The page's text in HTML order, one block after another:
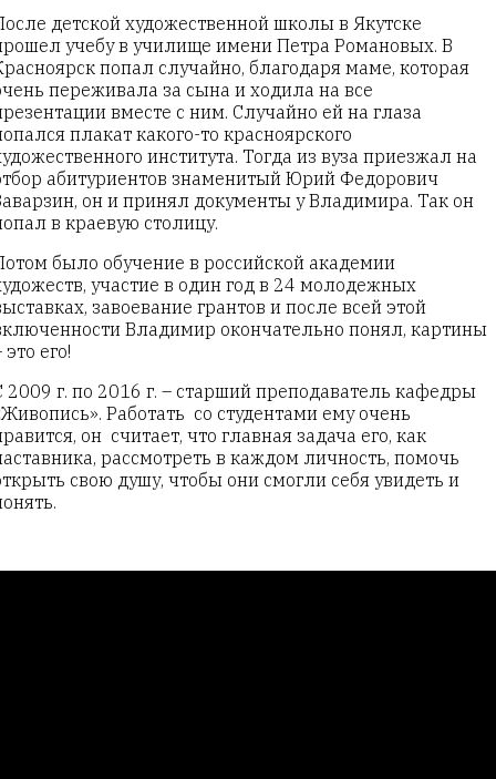
детской художественной школы в Якутске
учебу в училище имени Петра Романовых. В
попал случайно, благодаря маме, которая
переживала за сына и ходила на все
вместе с ним. Случайно ей на глаза
плакат какого-то красноярского
института. Тогда из вуза приезжал на
абитуриентов знаменитый Юрий Федорович
он и принял документы у Владимира. Так он
в краевую столицу.
было обучение в российской академии
участие в один год в 24 молодежных
завоевание грантов и после всей этой
Владимир окончательно понял, картины
это его!
2009 г. по 2016 г. – старший преподаватель кафедры
Работать со студентами ему очень
он считает, что главная задача его, как
рассмотреть в каждом личность, помочь
свою душу, чтобы они смогли себя увидеть и